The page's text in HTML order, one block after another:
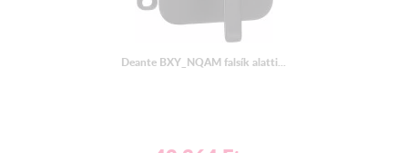
Deante BXY_NQAM falsík alatti...